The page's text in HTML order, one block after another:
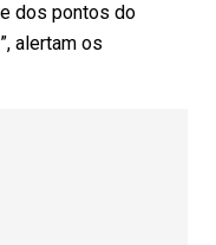
dos pontos do
alertam os